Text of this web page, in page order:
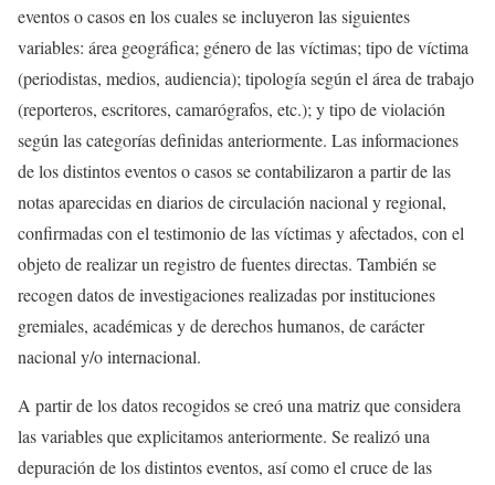
eventos o casos en los cuales se incluyeron las siguientes
variables: área geográfica; género de las víctimas; tipo de víctima
(periodistas, medios, audiencia); tipología según el área de trabajo
(reporteros, escritores, camarógrafos, etc.); y tipo de violación
según las categorías definidas anteriormente. Las informaciones
de los distintos eventos o casos se contabilizaron a partir de las
notas aparecidas en diarios de circulación nacional y regional,
confirmadas con el testimonio de las víctimas y afectados, con el
objeto de realizar un registro de fuentes directas. También se
recogen datos de investigaciones realizadas por instituciones
gremiales, académicas y de derechos humanos, de carácter
nacional y/o internacional.
A partir de los datos recogidos se creó una matriz que considera
las variables que explicitamos anteriormente. Se realizó una
depuración de los distintos eventos, así como el cruce de las